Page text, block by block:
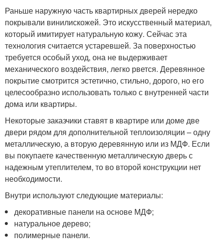
Раньше наружную часть квартирных дверей нередко
покрывали винилискожей. Это искусственный материал,
который имитирует натуральную кожу. Сейчас эта
технология считается устаревшей. За поверхностью
требуется особый уход, она не выдерживает
механического воздействия, легко рвется. Деревянное
покрытие смотрится эстетично, стильно, дорого, но его
целесообразно использовать только с внутренней части
дома или квартиры.
Некоторые заказчики ставят в квартире или доме две
двери рядом для дополнительной теплоизоляции – одну
металлическую, а вторую деревянную или из МДФ. Если
вы покупаете качественную металлическую дверь с
надежным утеплителем, то во второй конструкции нет
необходимости.
Внутри используют следующие материалы:
декоративные панели на основе МДФ;
натуральное дерево;
полимерные панели.